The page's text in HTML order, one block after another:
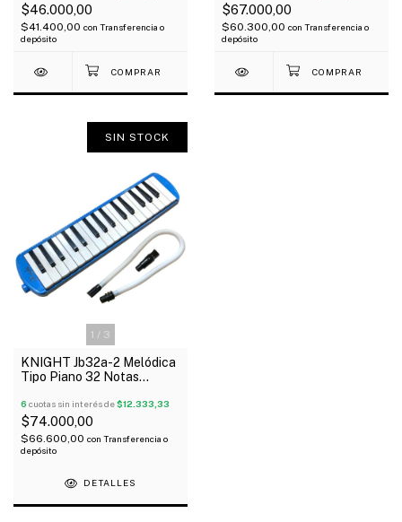
$46.000,00
$41.400,00 con Transferencia o
depósito
$67.000,00
$60.300,00 con Transferencia o
depósito
1 / 3
SIN STOCK
KNIGHT Jb32a-2 Melódica
Tipo Piano 32 Notas
Estuche
6 cuotas sin interés de$12.333,33
$74.000,00
$66.600,00 con Transferencia o
depósito
DETALLES